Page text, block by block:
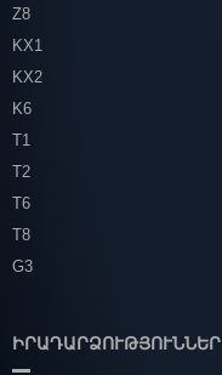
Z8
KX1
KX2
K6
T1
T2
T6
T8
G3
ԻՐԱԴԱՐՁՈՒԹՅՈՒՆՆԵՐ